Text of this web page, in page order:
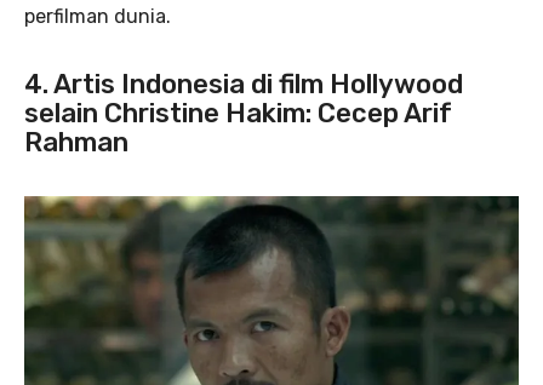
perfilman dunia.
4. Artis Indonesia di film Hollywood
selain Christine Hakim: Cecep Arif
Rahman